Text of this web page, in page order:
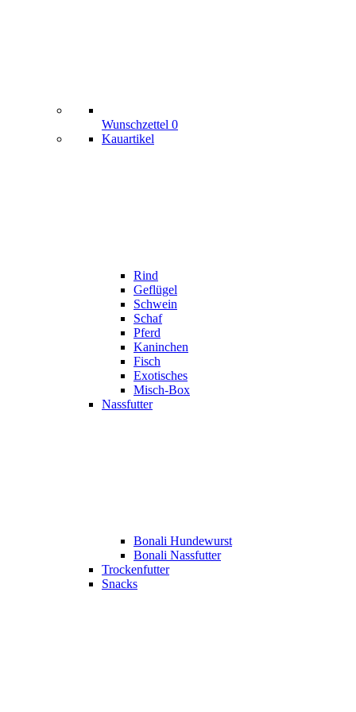
Wunschzettel 0
Kauartikel
Rind
Geflügel
Schwein
Schaf
Pferd
Kaninchen
Fisch
Exotisches
Misch-Box
Nassfutter
Bonali Hundewurst
Bonali Nassfutter
Trockenfutter
Snacks